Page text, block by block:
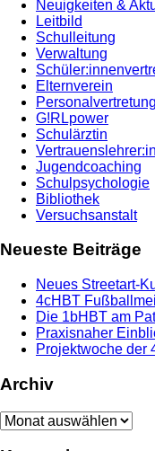
Neuigkeiten &
Leitbild
Schulleitung
Verwaltung
Elternverein
Personalvertretung
G!RLpower
Schulärztin
Jugendcoaching
Schulpsychologie
Bibliothek
Versuchsanstalt
Neueste Beiträge
Neues Streetart-
4cHBT
Die 1bHBT am
Praxisnaher
Projektwoche der
Archiv
Archiv